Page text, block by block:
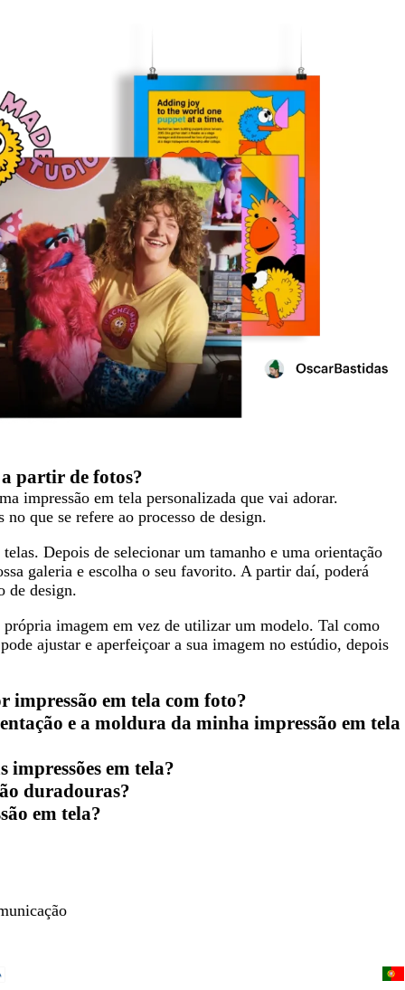
a partir de fotos?
impressão em tela personalizada que vai adorar.
que se refere ao processo de design.
Depois de selecionar um tamanho e uma orientação
galeria e escolha o seu favorito. A partir daí, poderá
de design.
imagem em vez de utilizar um modelo. Tal como
ajustar e aperfeiçoar a sua imagem no estúdio, depois
impressão em tela com foto?
e a moldura da minha impressão em tela
impressões em tela?
duradouras?
em tela?